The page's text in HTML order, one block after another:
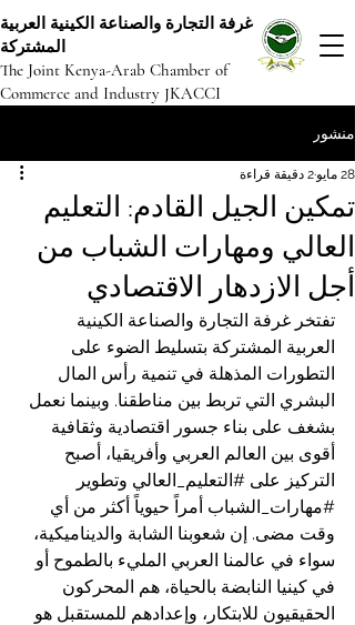
غرفة التجارة والصناعة الكينية العربية
المشتركة
The Joint Kenya-Arab Chamber of
Commerce and Industry JKACCI
منشور
تمكين الجيل القادم: التعليم
العالي ومهارات الشباب من
أجل الازدهار الاقتصادي
28 مايو 2 دقيقة قراءة
تفتخر غرفة التجارة والصناعة الكينية
العربية المشتركة بتسليط الضوء على
التطورات المذهلة في تنمية رأس المال
البشري التي تربط بين مناطقنا. وبينما نعمل
بشغف على بناء جسور اقتصادية وثقافية
أقوى بين العالم العربي وأفريقيا، أصبح
التركيز على #التعليم_العالي وتطوير
#مهارات_الشباب أمراً حيوياً أكثر من أي
وقت مضى. إن شعوبنا الشابة والديناميكية،
سواء في عالمنا العربي المليء بالطموح أو
في كينيا النابضة بالحياة، هم المحركون
الحقيقيون للابتكار، وإعدادهم للمستقبل هو